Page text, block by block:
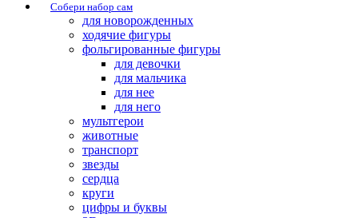
Собери набор сам
для новорожденных
ходячие фигуры
фольгированные фигуры
для девочки
для мальчика
для нее
для него
мультгерои
животные
транспорт
звезды
сердца
круги
цифры и буквы